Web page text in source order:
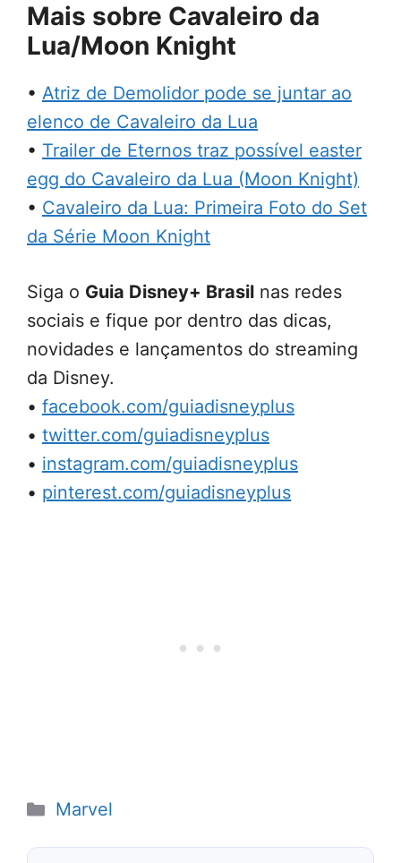
Mais sobre Cavaleiro da
Lua/Moon Knight
• Atriz de Demolidor pode se juntar ao
elenco de Cavaleiro da Lua
• Trailer de Eternos traz possível easter
egg do Cavaleiro da Lua (Moon Knight)
• Cavaleiro da Lua: Primeira Foto do Set
da Série Moon Knight
Siga o Guia Disney+ Brasil nas redes
sociais e fique por dentro das dicas,
novidades e lançamentos do streaming
da Disney.
• facebook.com/guiadisneyplus
• twitter.com/guiadisneyplus
• instagram.com/guiadisneyplus
• pinterest.com/guiadisneyplus
Categorias
Marvel